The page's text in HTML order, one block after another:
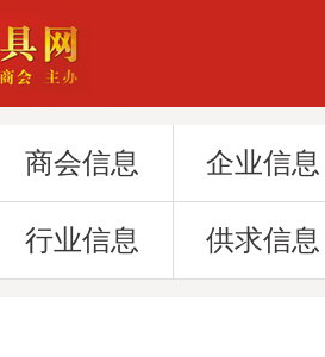
商会信息 企业信息
行业信息 供求信息